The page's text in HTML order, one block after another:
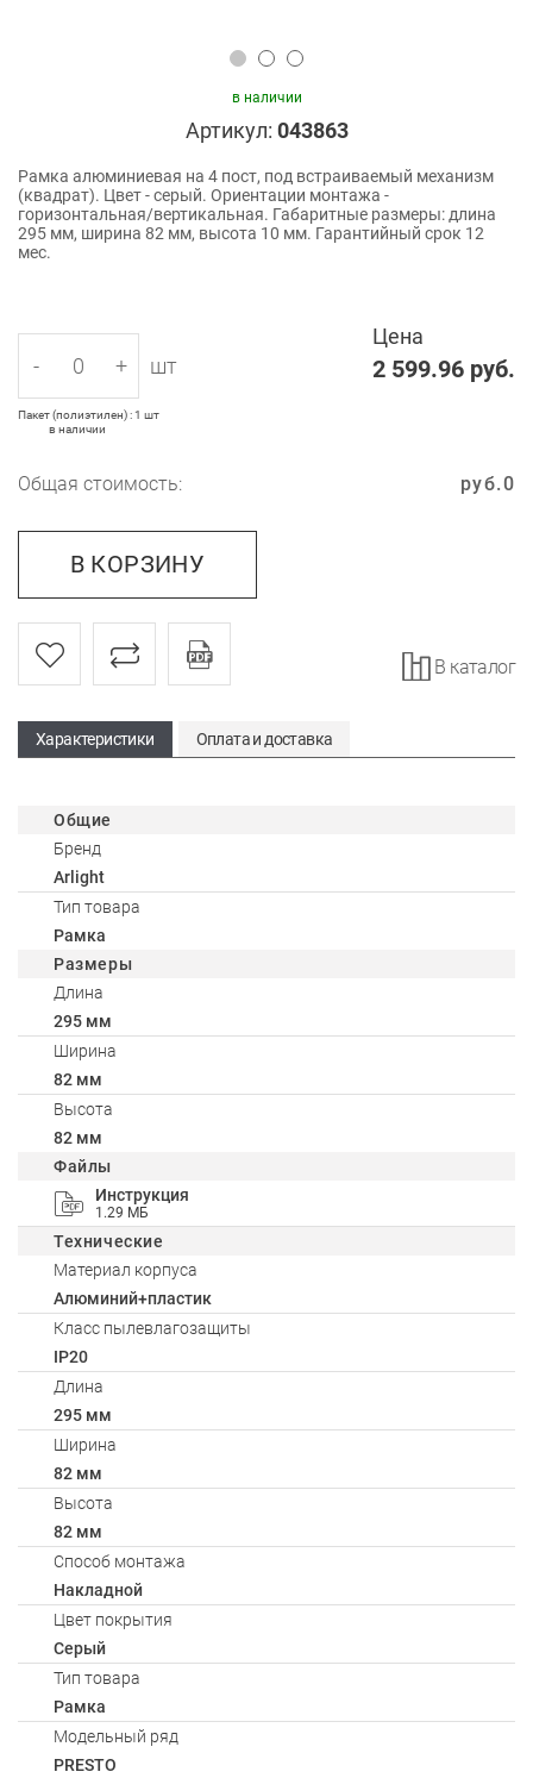
в наличии
Артикул: 043863
Рамка алюминиевая на 4 пост, под встраиваемый механизм
(квадрат). Цвет - серый. Ориентации монтажа -
горизонтальная/вертикальная. Габаритные размеры: длина
295 мм, ширина 82 мм, высота 10 мм. Гарантийный срок 12
мес.
Цена
2 599.96 руб.
- + шт
Пакет (полиэтилен) : 1 шт
в наличии
Общая стоимость: 0
руб.
В КОРЗИНУ
В каталог
Характеристики Оплата и доставка
Общие
Бренд
Arlight
Тип товара
Рамка
Размеры
Длина
295 мм
Ширина
82 мм
Высота
82 мм
Файлы
Инструкция
1.29 МБ
Технические
Материал корпуса
Алюминий+пластик
Класс пылевлагозащиты
IP20
Длина
295 мм
Ширина
82 мм
Высота
82 мм
Способ монтажа
Накладной
Цвет покрытия
Серый
Тип товара
Рамка
Модельный ряд
PRESTO